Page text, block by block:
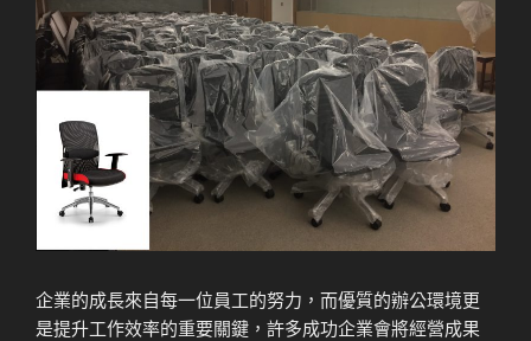
企業的成長來自每一位員工的努力，而優質的辦公環境更
是提升工作效率的重要關鍵，許多成功企業會將經營成果